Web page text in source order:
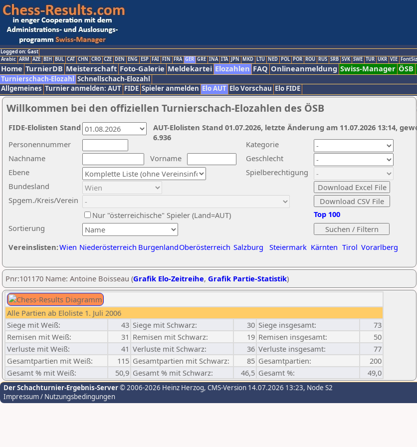
Logged on: Gast
Arabic ARM AZE BIH BUL CAT CHN CRO CZE DEN ENG ESP FAI FIN FRA GER GRE INA ITA JPN MKD LTU NED POL POR ROU RUS SRB SVK SWE TUR UKR VIE
Home TurnierDB Meisterschaft Foto-Galerie Meldekartei Elozahlen FAQ Onlineanmeldung Swiss-Manager ÖSB
Turnierschach-Elozahl Schnellschach-Elozahl
Allgemeines Turnier anmelden: AUT FIDE Spieler anmelden Elo AUT Elo Vorschau Elo FIDE
Willkommen bei den offiziellen Turnierschach-Elozahlen des ÖSB
Nachname
Vorname
Ebene
Kategorie
Sortierung
Personennummer
Bundesland
Spgem./Kreis/Verein
Geschlecht
Nur "österreichische" Spieler (Land=AUT)
Spielberechtigung
Vereinslisten:Wien Niederösterreich BurgenlandOberösterreich Salzburg Steiermark Kärnten Tirol Vorarlberg
Top 100
AUT-Elolisten Stand 01.07.2026, letzte Änderung am 11.07.2026 13:14,
6.936
FIDE-Elolisten Stand
Pnr:101170 Name: Antoine Boisseau (Grafik Elo-Zeitreihe, Grafik Partie-Statistik)
Alle Partien ab Eloliste 1. Juli 2006
Siege mit Weiß:
43 Siege mit Schwarz: 30 Siege insgesamt:
73
Remisen mit Weiß:
31 Remisen mit Schwarz: 19 Remisen insgesamt:
50
Verluste mit Weiß:
41 Verluste mit Schwarz: 36 Verluste insgesamt:
77
Gesamtpartien mit Weiß:
115 Gesamtpartien mit Schwarz: 85 Gesamtpartien:
200
Gesamt % mit Weiß:
50,9 Gesamt % mit Schwarz: 46,5 Gesamt %: 49,0
Der Schachturnier-Ergebnis-Server© 2006-2026 Heinz Herzog, CMS-Version 14.07.2026 13:23, Node S2
Impressum / Nutzungsbedingungen